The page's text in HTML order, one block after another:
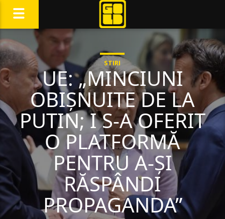
STIRI
UE: „MINCIUNI
OBIȘNUITE DE LA
PUTIN; I S-A OFERIT
O PLATFORMĂ
PENTRU A-ȘI
RĂSPÂNDI
PROPAGANDA”